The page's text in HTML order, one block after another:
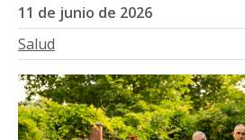
11 de junio de 2026
Salud